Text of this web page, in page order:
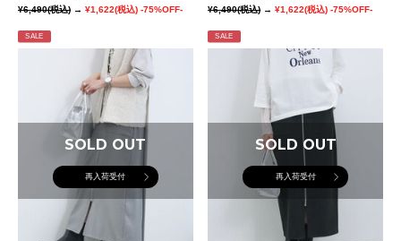
¥6,490(税込) → ¥1,622(税込) -75%OFF-
¥6,490(税込)→¥1,622(税込) -75%OFF-
SALE
SOLD OUT
再入荷受付
SALE
SOLD OUT
再入荷受付